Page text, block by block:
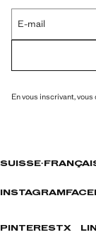
E-mail
En vous inscrivant,
SUISSE·
INSTAGRAM
PINTERESTX